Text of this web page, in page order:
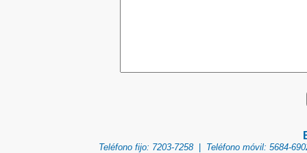
Teléfono fijo: 7203-7258| Teléfono móvil: 5684-